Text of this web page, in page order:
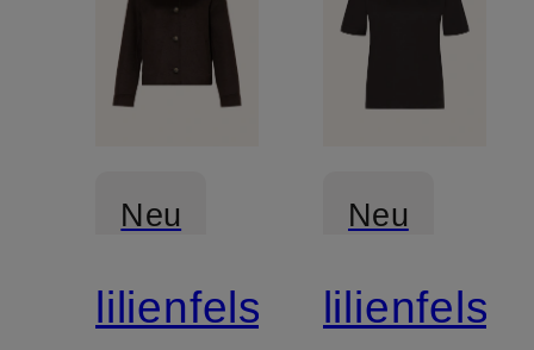
Neu
Zertifiziert
lilienfels
Neu
lilienfels